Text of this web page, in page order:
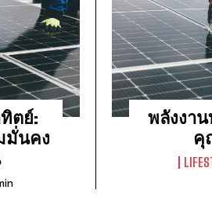
ตย์:
มั่นคง
พลังงา
คุ